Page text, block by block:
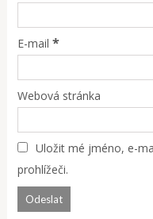
E-mail *
Webová stránka
Uložit mé jméno, e-
prohlížeči.